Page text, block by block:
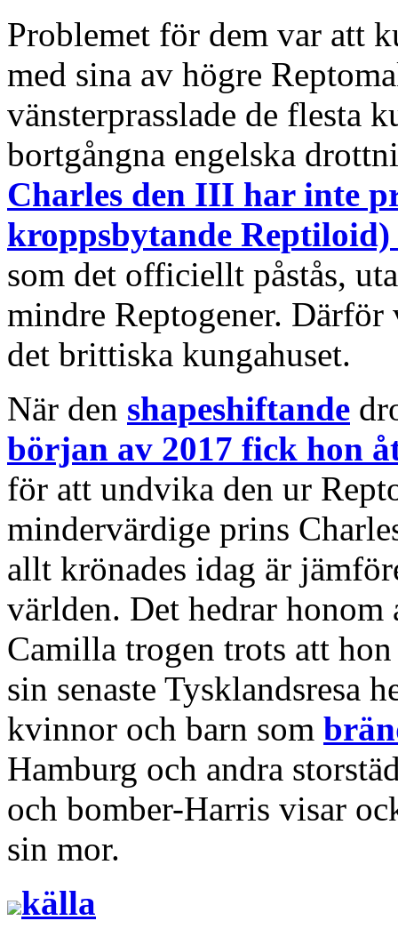
Problemet för dem var att
med sina av högre
vänsterprasslade de flesta
bortgångna engelska
Charles den III har inte
kroppsbytande Reptiloid)
som det officiellt påstås,
mindre Reptogener. Därför
det brittiska kungahuset.
När den shapeshiftande
början av 2017 fick hon
för att undvika den ur
mindervärdige prins
allt krönades idag är
världen. Det hedrar
Camilla trogen trots att
sin senaste Tysklandsresa
kvinnor och barn som
Hamburg och andra
och bomber-Harris visar
sin mor.
källa